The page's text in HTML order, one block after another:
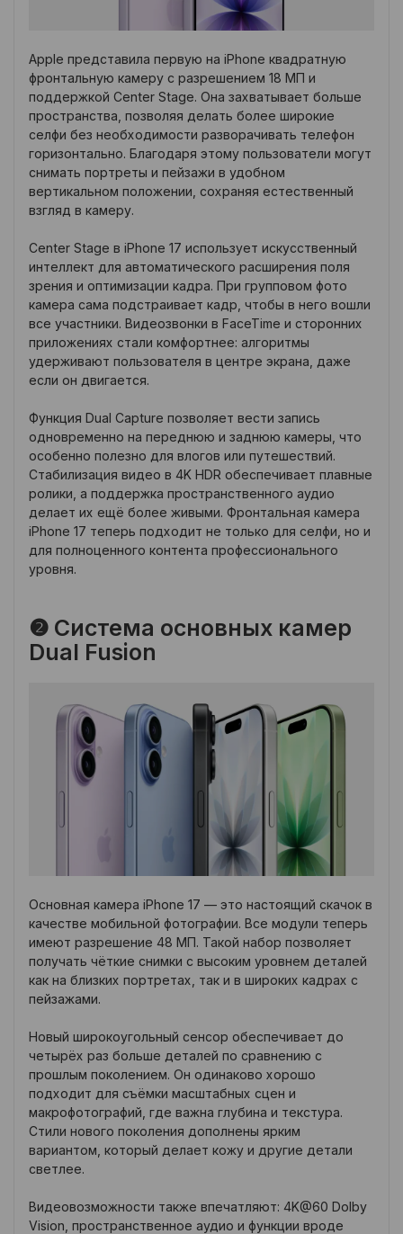
Apple представила первую на iPhone квадратную
фронтальную камеру с разрешением 18 МП и
поддержкой Center Stage. Она захватывает больше
пространства, позволяя делать более широкие
селфи без необходимости разворачивать телефон
горизонтально. Благодаря этому пользователи могут
снимать портреты и пейзажи в удобном
вертикальном положении, сохраняя естественный
взгляд в камеру.
Center Stage в iPhone 17 использует искусственный
интеллект для автоматического расширения поля
зрения и оптимизации кадра. При групповом фото
камера сама подстраивает кадр, чтобы в него вошли
все участники. Видеозвонки в FaceTime и сторонних
приложениях стали комфортнее: алгоритмы
удерживают пользователя в центре экрана, даже
если он двигается.
Функция Dual Capture позволяет вести запись
одновременно на переднюю и заднюю камеры, что
особенно полезно для влогов или путешествий.
Стабилизация видео в 4K HDR обеспечивает плавные
ролики, а поддержка пространственного аудио
делает их ещё более живыми. Фронтальная камера
iPhone 17 теперь подходит не только для селфи, но и
для полноценного контента профессионального
уровня.
❷ Система основных камер
Dual Fusion
Основная камера iPhone 17 — это настоящий скачок в
качестве мобильной фотографии. Все модули теперь
имеют разрешение 48 МП. Такой набор позволяет
получать чёткие снимки с высоким уровнем деталей
как на близких портретах, так и в широких кадрах с
пейзажами.
Новый широкоугольный сенсор обеспечивает до
четырёх раз больше деталей по сравнению с
прошлым поколением. Он одинаково хорошо
подходит для съёмки масштабных сцен и
макрофотографий, где важна глубина и текстура.
Стили нового поколения дополнены ярким
вариантом, который делает кожу и другие детали
светлее.
Видеовозможности также впечатляют: 4K@60 Dolby
Vision, пространственное аудио и функции вроде